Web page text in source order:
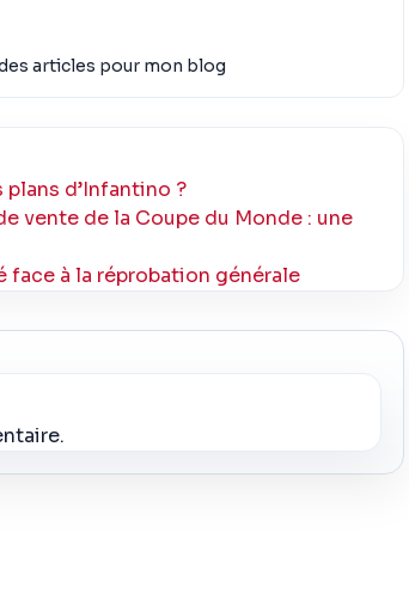
articles pour mon blog
d’Infantino ?
vente de la Coupe du Monde : une
à la réprobation générale